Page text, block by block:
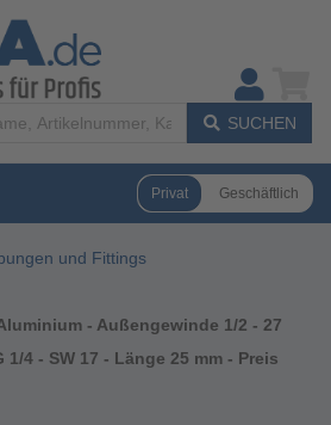
SUCHEN
Privat Geschäftlich
und Fittings
- Außengewinde 1/2 - 27
1/4 - SW 17 - Länge 25 mm - Preis